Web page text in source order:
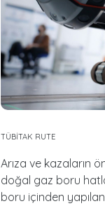
TÜBİTAK RUTE
Arıza ve kazaların
doğal gaz boru
boru içinden